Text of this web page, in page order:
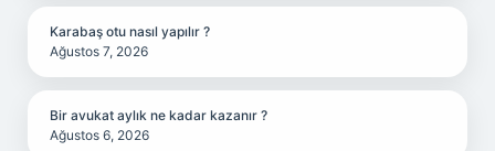
Karabaş otu nasıl yapılır ?
Ağustos 7, 2026
Bir avukat aylık ne kadar kazanır ?
Ağustos 6, 2026